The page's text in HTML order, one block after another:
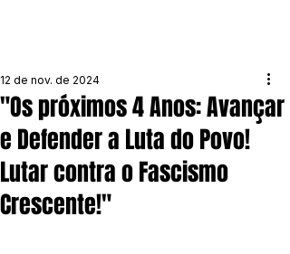
"Os próximos 4 Anos: Avançar
e Defender a Luta do Povo!
Lutar contra o Fascismo
Crescente!"
12 de nov. de 2024